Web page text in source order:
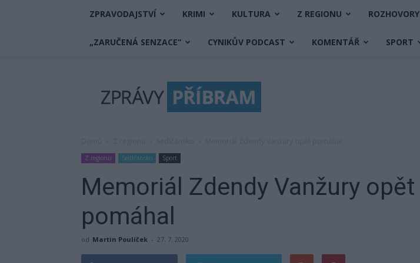
ZPRAVODAJSTVÍ KRIMI KULTURA Z REGIONU ROZHOVORY
„ZARUČENÁ SENZACE“ CYNIKŮV PODCAST KOMENTÁŘ SPORT
Příbram
Z regionu Sedlčansko Sport
Memoriál Zdendy Vanžury opět
pomáhal
od Martin Poulíček - 27. 7. 2020